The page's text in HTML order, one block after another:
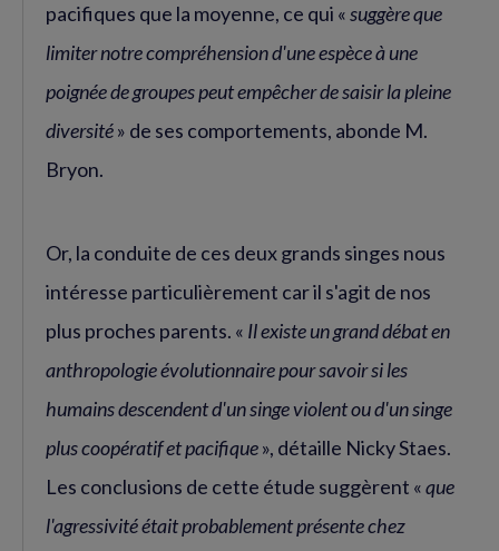
pacifiques que la moyenne, ce qui «suggère que
limiter notre compréhension d'une espèce à une
poignée de groupes peut empêcher de saisir la pleine
diversité» de ses comportements, abonde M.
Bryon.
Or, la conduite de ces deux grands singes nous
intéresse particulièrement car il s'agit de nos
plus proches parents. « Il existe un grand débat en
anthropologie évolutionnaire pour savoir si les
humains descendent d'un singe violent ou d'un singe
plus coopératif et pacifique», détaille Nicky Staes.
Les conclusions de cette étude suggèrent «que
l'agressivité était probablement présente chez